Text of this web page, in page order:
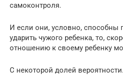
самоконтроля.
И если они, условно, способны
ударить чужого ребенка, то,
отношению к своему ребенку
С некоторой долей